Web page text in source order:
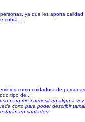
ya que les aporta
cubra...
como cuidadora de
tipo de...
para mi si necesitara alguna
corto para poder describir
en cantados"